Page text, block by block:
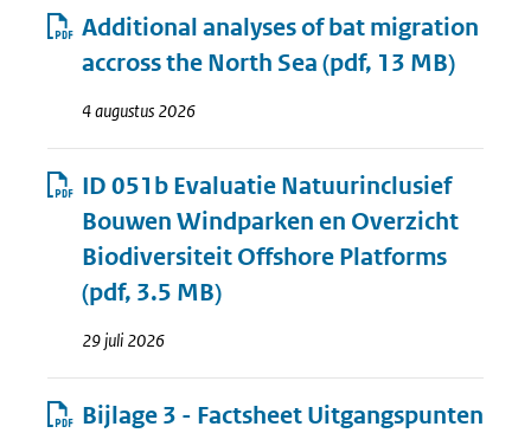
Additional analyses of bat migration
accross the North Sea (pdf, 13 MB)
4 augustus 2026
ID 051b Evaluatie Natuurinclusief
Bouwen Windparken en Overzicht
Biodiversiteit Offshore Platforms
(pdf, 3.5 MB)
29 juli 2026
Bijlage 3 - Factsheet Uitgangspunten